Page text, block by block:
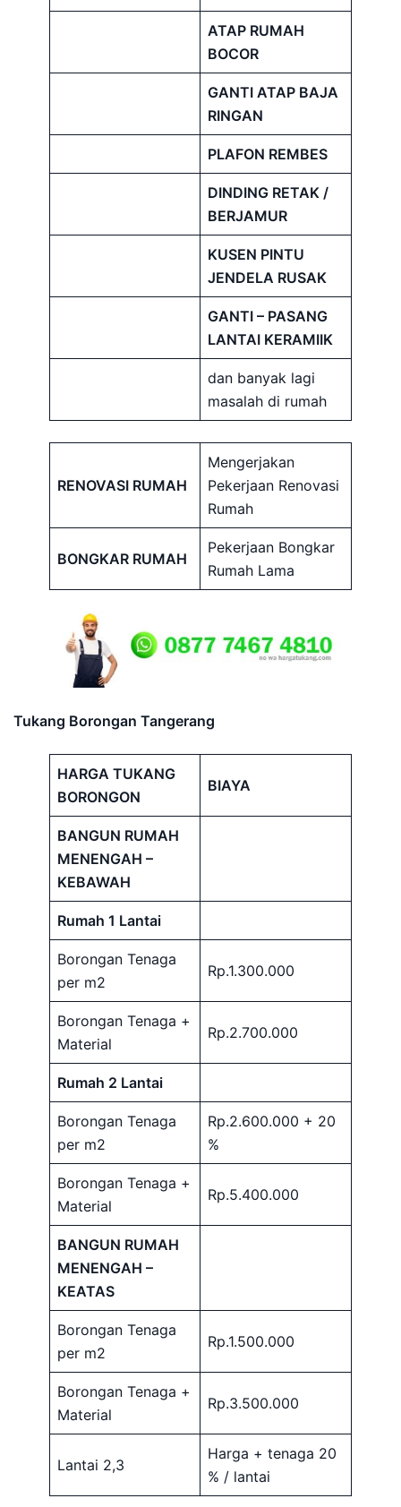
ATAP RUMAH
BOCOR
GANTI ATAP BAJA
RINGAN
PLAFON REMBES
DINDING RETAK /
BERJAMUR
KUSEN PINTU
JENDELA RUSAK
GANTI – PASANG
LANTAI KERAMIIK
dan banyak lagi
masalah di rumah
RENOVASI RUMAH
Mengerjakan
Pekerjaan Renovasi
Rumah
BONGKAR RUMAH
Pekerjaan Bongkar
Rumah Lama
Tukang Borongan Tangerang
HARGA TUKANG
BORONGON
BIAYA
BANGUN RUMAH
MENENGAH –
KEBAWAH
Rumah 1 Lantai
Borongan Tenaga
per m2
Rp.1.300.000
Borongan Tenaga +
Material
Rp.2.700.000
Rumah 2 Lantai
Borongan Tenaga
per m2
Rp.2.600.000 + 20
%
Borongan Tenaga +
Material
Rp.5.400.000
BANGUN RUMAH
MENENGAH –
KEATAS
Borongan Tenaga
per m2
Rp.1.500.000
Borongan Tenaga +
Material
Rp.3.500.000
Lantai 2,3
Harga + tenaga 20
% / lantai